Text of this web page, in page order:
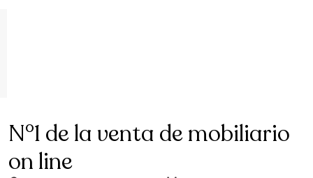
N°1 de la venta de mobiliario
on line